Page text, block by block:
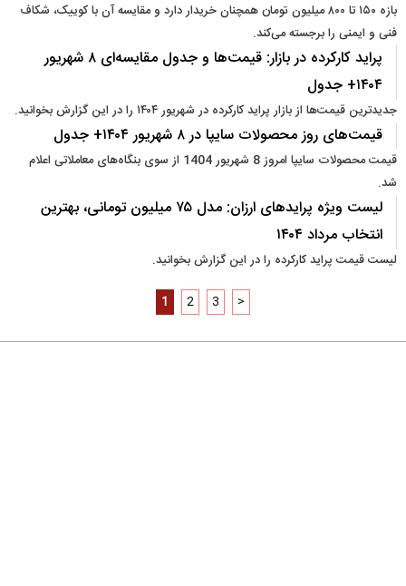
بازه ۱۵۰ تا ۸۰۰ میلیون تومان همچنان خریدار دارد و مقایسه آن با کوییک، شکاف
فنی و ایمنی را برجسته می‌کند.
پراید کارکرده در بازار: قیمت‌ها و جدول مقایسه‌ای ۸ شهریور
۱۴۰۴+ جدول
جدیدترین قیمت‌ها از بازار پراید کارکرده در شهریور ۱۴۰۴ را در این گزارش بخوانید.
قیمت‌های روز محصولات سایپا در ۸ شهریور ۱۴۰۴+ جدول
قیمت محصولات سایپا امروز 8 شهریور 1404 از سوی بنگاه‌های معاملاتی اعلام
شد.
لیست ویژه پرایدهای ارزان: مدل ۷۵ میلیون تومانی، بهترین
انتخاب مرداد ۱۴۰۴
لیست قیمت پراید کارکرده را در این گزارش بخوانید.
1 2 3 >